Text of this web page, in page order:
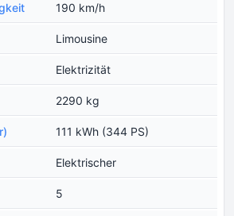
190 km/h
Limousine
Elektrizität
2290 kg
111 kWh (344 PS)
Elektrischer
5